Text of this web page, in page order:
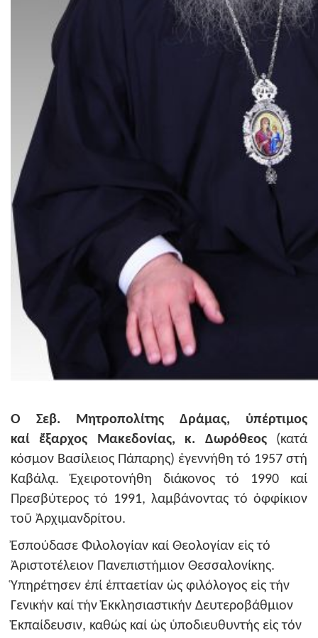
Ο Σεβ. Μητροπολίτης Δράμας, ὑπέρτιμος
καί ἔξαρχος Μακεδονίας, κ. Δωρόθεος (κατά
κόσμον Βασίλειος Πάπαρης) ἐγεννήθη τό 1957 στή
Καβάλᾳ. Ἐχειροτονήθη διάκονος τό 1990 καί
Πρεσβύτερος τό 1991, λαμβάνοντας τό ὀφφίκιον
τοῦ Ἀρχιμανδρίτου.
Ἐσπούδασε Φιλολογίαν καί Θεολογίαν εἰς τό
Ἀριστοτέλειον Πανεπιστήμιον Θεσσαλονίκης.
Ὑπηρέτησεν ἐπί ἑπταετίαν ὡς φιλόλογος εἰς τήν
Γενικήν καί τήν Ἐκκλησιαστικήν Δευτεροβάθμιον
Ἐκπαίδευσιν, καθώς καί ὡς ὑποδιευθυντής εἰς τόν